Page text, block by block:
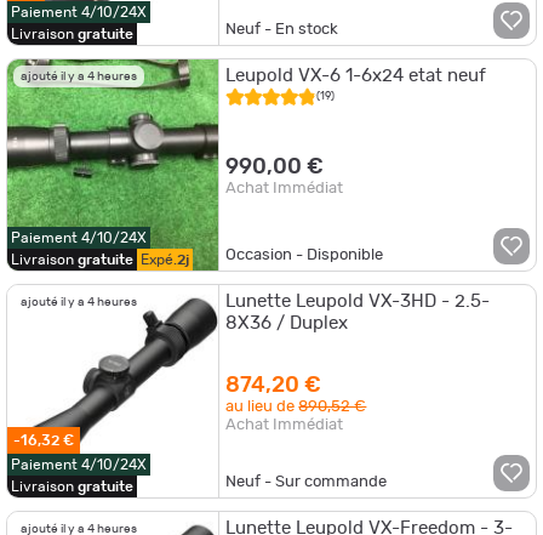
Paiement 4/10/24X
Livraison gratuite Neuf - En stock
ajouté il y a 4 heures
Paiement 4/10/24X
Livraison gratuite Expé. 2j
Leupold VX-6 1-6x24 etat neuf
(19)
990,00 €
Achat Immédiat
Occasion - Disponible
ajouté il y a 4 heures
-16,32 €
Paiement 4/10/24X
Livraison gratuite
Lunette Leupold VX-3HD - 2.5-
8X36 / Duplex
874,20 €
au lieu de890,52 €
Achat Immédiat
Neuf - Sur commande
ajouté il y a 4 heures
Lunette Leupold VX-Freedom - 3-